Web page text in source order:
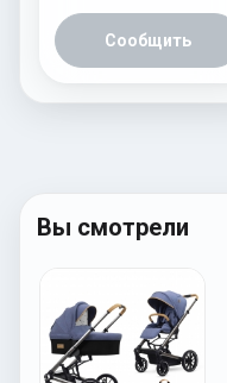
Сообщить
Вы смотрели